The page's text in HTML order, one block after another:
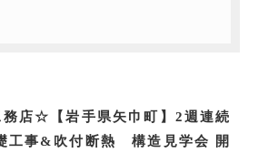
務店☆【岩手県矢巾町】2週連続
工事&吹付断熱 構造見学会 開